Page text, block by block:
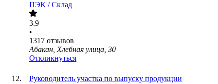
ПЭК / Склад
3.9
•
1317 отзывов
Абакан, Хлебная улица, 30
Откликнуться
Руководитель участка по выпуску продукции